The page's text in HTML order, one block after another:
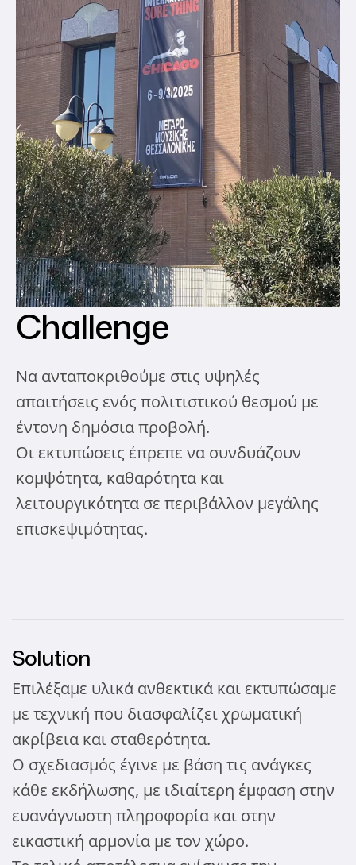
Challenge
Να ανταποκριθούμε στις υψηλές
απαιτήσεις ενός πολιτιστικού θεσμού με
έντονη δημόσια προβολή.
Οι εκτυπώσεις έπρεπε να συνδυάζουν
κομψότητα, καθαρότητα και
λειτουργικότητα σε περιβάλλον μεγάλης
επισκεψιμότητας.
Solution
Επιλέξαμε υλικά ανθεκτικά και εκτυπώσαμε
με τεχνική που διασφαλίζει χρωματική
ακρίβεια και σταθερότητα.
Ο σχεδιασμός έγινε με βάση τις ανάγκες
κάθε εκδήλωσης, με ιδιαίτερη έμφαση στην
ευανάγνωστη πληροφορία και στην
εικαστική αρμονία με τον χώρο.